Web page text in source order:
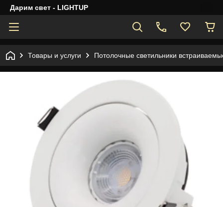
Дарим свет - LIGHTUP
Товары и услуги Потолочные светильники